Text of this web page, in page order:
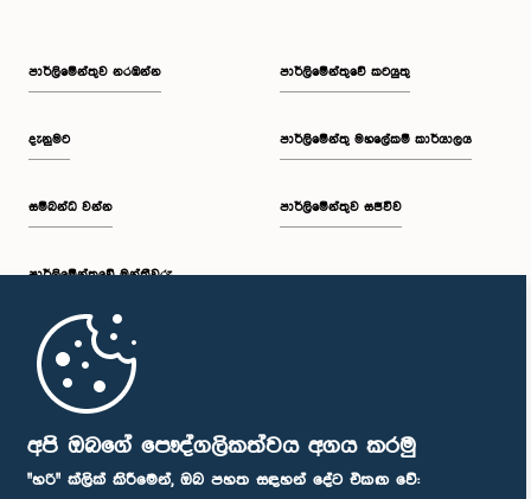
අපි ඔබගේ පෞද්ගලිකත්වය අගය කරමු
"හරි" ක්ලික් කිරීමෙන්, ඔබ පහත සඳහන් දේට එකඟ වේ:
පාර්ලි‌මේන්තුව නරඹන්න
දැනුමට
සම්බන්ධ වන්න
පාර්ලි‌මේන්තුවේ මන්ත්‍රීවරු
මුල් පිටුව
පාර්ලිමේන්තුවේ කටයුතු
පාර්ලිමේන්තු මහලේකම් කාර්යාලය
පාර්ලිමේන්තුව සජීවීව
පාර්ලිමේන්තු ජංගම යෙදුම